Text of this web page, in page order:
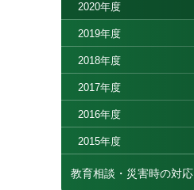
2020年度
2019年度
2018年度
2017年度
2016年度
2015年度
教育相談・災害時の対応